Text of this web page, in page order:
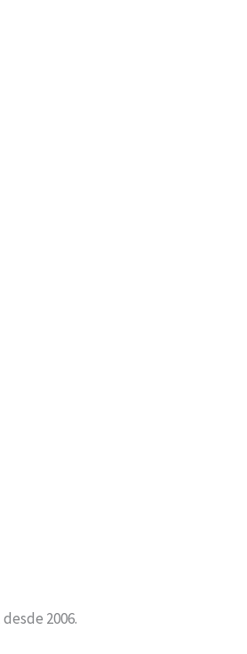
2006.